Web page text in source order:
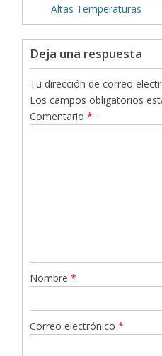
Altas Temperaturas
Deja una respuesta
Tu dirección de correo
Los campos obligatorios
Comentario*
Nombre*
Correo electrónico*